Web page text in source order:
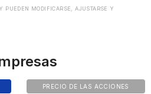
PUEDEN MODIFICARSE, AJUSTARSE Y
PRECIO DE LAS ACCIONES